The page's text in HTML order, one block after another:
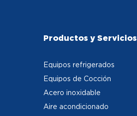
Productos y Servicios
Equipos refrigerados
Equipos de Cocción
Acero inoxidable
Aire acondicionado